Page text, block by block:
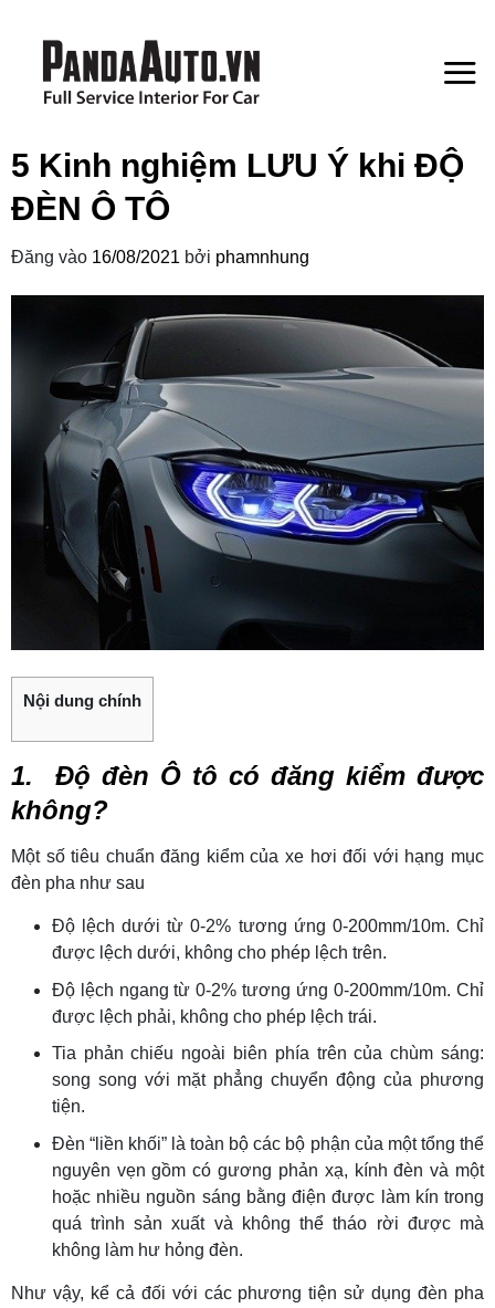
5 Kinh nghiệm LƯU Ý khi ĐỘ
ĐÈN Ô TÔ
Đăng vào 16/08/2021 bởi phamnhung
Nội dung chính
1. Độ đèn Ô tô có đăng kiểm được
không?
Một số tiêu chuẩn đăng kiểm của xe hơi đối với hạng mục
đèn pha như sau
Độ lệch dưới từ 0-2% tương ứng 0-200mm/10m. Chỉ
được lệch dưới, không cho phép lệch trên.
Độ lệch ngang từ 0-2% tương ứng 0-200mm/10m. Chỉ
được lệch phải, không cho phép lệch trái.
Tia phản chiếu ngoài biên phía trên của chùm sáng:
song song với mặt phẳng chuyển động của phương
tiện.
Đèn “liền khối” là toàn bộ các bộ phận của một tổng thể
nguyên vẹn gồm có gương phản xạ, kính đèn và một
hoặc nhiều nguồn sáng bằng điện được làm kín trong
quá trình sản xuất và không thể tháo rời được mà
không làm hư hỏng đèn.
Như vậy, kể cả đối với các phương tiện sử dụng đèn pha